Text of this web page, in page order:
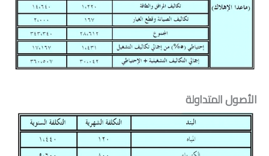
الأصول المتداولة